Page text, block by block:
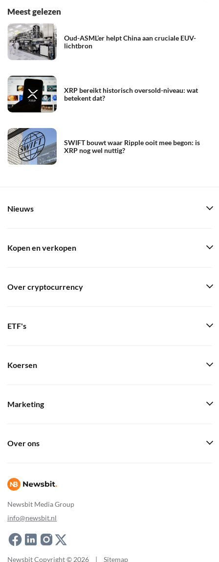
Meest gelezen
Oud-ASML’er helpt China aan cruciale EUV-
lichtbron
XRP bereikt historisch oversold-niveau: wat
betekent dat?
SWIFT bouwt waar Ripple ooit mee begon: is
XRP nog wel nuttig?
Newsbit Media Group
info@newsbit.nl
Nieuws
Kopen en verkopen
Over cryptocurrency
ETF's
Koersen
Marketing
Over ons
Newsbit Copyright © 2026 | Sitemap